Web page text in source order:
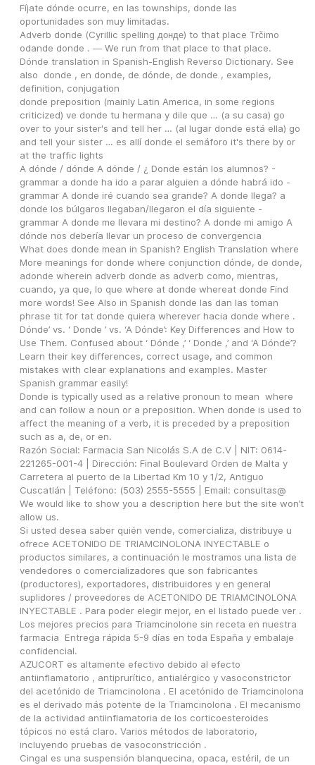
Fíjate dónde ocurre, en las townships, donde las
oportunidades son muy limitadas.
Adverb donde (Cyrillic spelling донде) to that place Trčimo
odande donde . ― We run from that place to that place.
Dónde translation in Spanish-English Reverso Dictionary. See
also  donde , en donde, de dónde, de donde , examples,
definition, conjugation
donde preposition (mainly Latin America, in some regions
criticized) ve donde tu hermana y dile que … (a su casa) go
over to your sister's and tell her … (al lugar donde está ella) go
and tell your sister … es allí donde el semáforo it's there by or
at the traffic lights
A dónde / dónde A dónde / ¿ Donde están los alumnos? -
grammar a donde ha ido a parar alguien a dónde habrá ido -
grammar A donde iré cuando sea grande? A donde llega? a
donde los búlgaros llegaban/llegaron el día siguiente -
grammar A donde me llevara mi destino? A donde mi amigo A
dónde nos debería llevar un proceso de convergencia
What does donde mean in Spanish? English Translation where
More meanings for donde where conjunction dónde, de donde,
adonde wherein adverb donde as adverb como, mientras,
cuando, ya que, lo que where at donde whereat donde Find
more words! See Also in Spanish donde las dan las toman
phrase tit for tat donde quiera wherever hacia donde where .
Dónde’ vs. ‘ Donde ’ vs. ‘A Dónde’: Key Differences and How to
Use Them. Confused about ‘ Dónde ,’ ‘ Donde ,’ and ‘A Dónde’?
Learn their key differences, correct usage, and common
mistakes with clear explanations and examples. Master
Spanish grammar easily!
Donde is typically used as a relative pronoun to mean  where
and can follow a noun or a preposition. When donde is used to
affect the meaning of a verb, it is preceded by a preposition
such as a, de, or en.
Razón Social: Farmacia San Nicolás S.A de C.V | NIT: 0614-
221265-001-4 | Dirección: Final Boulevard Orden de Malta y
Carretera al puerto de la Libertad Km 10 y 1/2, Antiguo
Cuscatlán | Teléfono: (503) 2555-5555 | Email: consultas@
We would like to show you a description here but the site won’t
allow us.
Si usted desea saber quién vende, comercializa, distribuye u
ofrece ACETONIDO DE TRIAMCINOLONA INYECTABLE o
productos similares, a continuación le mostramos una lista de
vendedores o comercializadores que son fabricantes
(productores), exportadores, distribuidores y en general
suplidores / proveedores de ACETONIDO DE TRIAMCINOLONA
INYECTABLE . Para poder elegir mejor, en el listado puede ver .
Los mejores precios para Triamcinolone sin receta en nuestra
farmacia ️ Entrega rápida 5-9 días en toda España y embalaje
confidencial.
AZUCORT es altamente efectivo debido al efecto
antiinflamatorio , antiprurítico, antialérgico y vasoconstrictor
del acetónido de Triamcinolona . El acetónido de Triamcinolona
es el derivado más potente de la Triamcinolona . El mecanismo
de la actividad antiinflamatoria de los corticoesteroides
tópicos no está claro. Varios métodos de laboratorio,
incluyendo pruebas de vasoconstricción .
Cingal es una suspensión blanquecina, opaca, estéril, de un